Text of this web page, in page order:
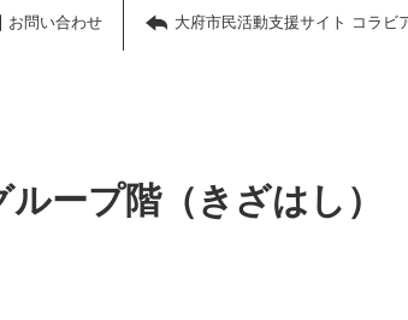
お問い合わせ 大府市民活動支援サイト コラビ
ープ階（きざはし）